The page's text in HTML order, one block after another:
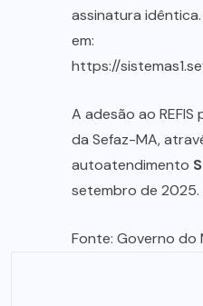
assinatura
em:
https://
A adesão ao
da Sefaz-MA,
autoatendimento
setembro de 2025.
Fonte: Governo do